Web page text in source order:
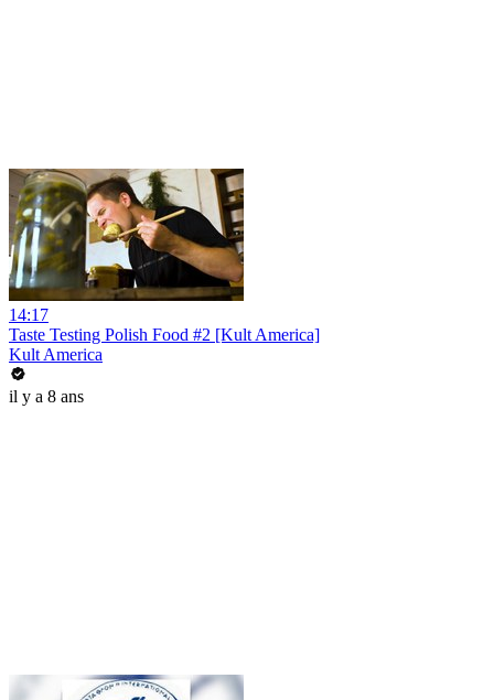
14:17
Taste Testing Polish Food #2 [Kult America]
Kult America
il y a 8 ans